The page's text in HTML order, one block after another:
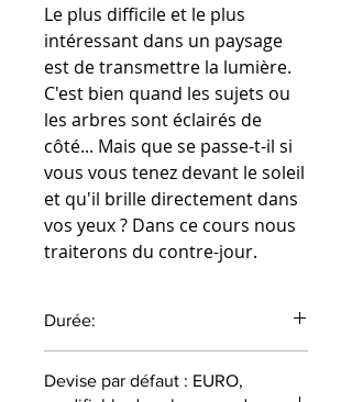
Le plus difficile et le plus
intéressant dans un paysage
est de transmettre la lumière.
C'est bien quand les sujets ou
les arbres sont éclairés de
côté... Mais que se passe-t-il si
vous vous tenez devant le soleil
et qu'il brille directement dans
vos yeux ? Dans ce cours nous
traiterons du contre-jour.
Durée:
Devise par défaut : EURO,